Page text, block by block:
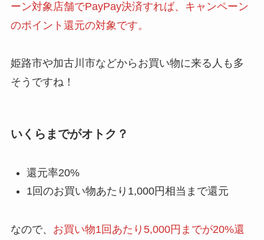
ーン対象店舗でPayPay決済すれば、キャンペーン
のポイント還元の対象です。
姫路市や加古川市などからお買い物に来る人も多
そうですね！
いくらまでがオトク？
還元率20%
1回のお買い物あたり1,000円相当まで還元
なので、 お買い物1回あたり5,000円までが20%還